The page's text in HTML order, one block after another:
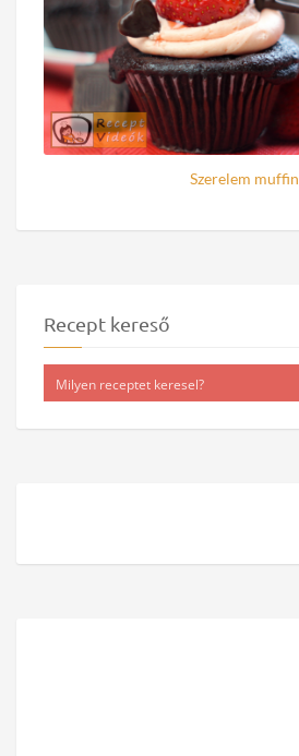
Szerelem muffin
Recept kereső